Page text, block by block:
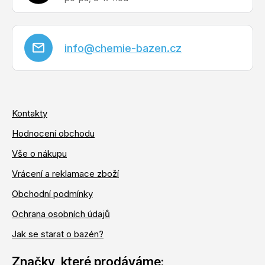
info@chemie-bazen.cz
Kontakty
Hodnocení obchodu
Vše o nákupu
Vrácení a reklamace zboží
Obchodní podmínky
Ochrana osobních údajů
Jak se starat o bazén?